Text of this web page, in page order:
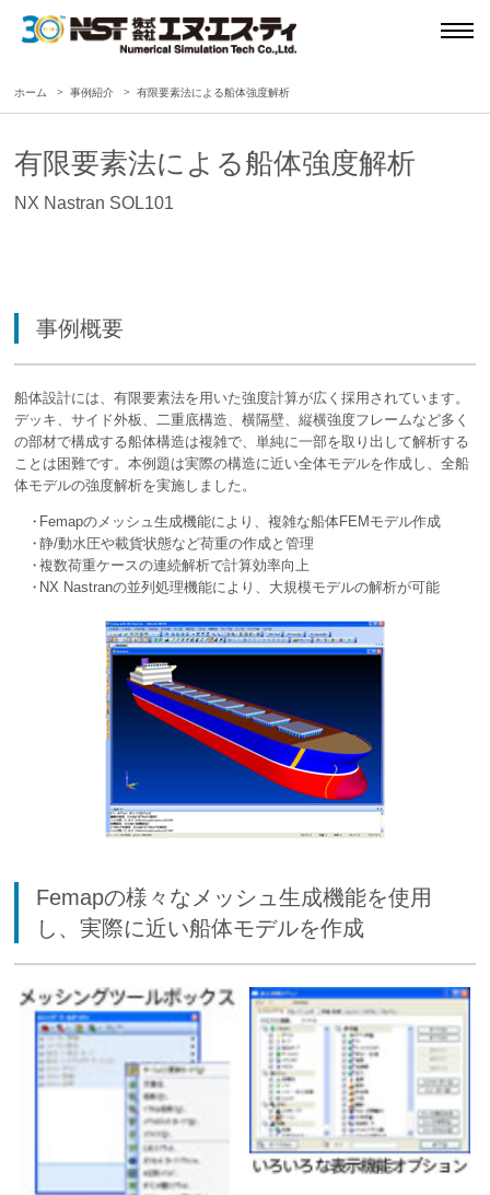
ホーム 事例紹介 有限要素法による船体強度解析
有限要素法による船体強度解析
NX Nastran SOL101
事例概要
船体設計には、有限要素法を用いた強度計算が広く採用されています。
デッキ、サイド外板、二重底構造、横隔壁、縦横強度フレームなど多く
の部材で構成する船体構造は複雑で、単純に一部を取り出して解析する
ことは困難です。本例題は実際の構造に近い全体モデルを作成し、全船
体モデルの強度解析を実施しました。
Femapのメッシュ生成機能により、複雑な船体FEMモデル作成
静/動水圧や載貨状態など荷重の作成と管理
複数荷重ケースの連続解析で計算効率向上
NX Nastranの並列処理機能により、大規模モデルの解析が可能
Femapの様々なメッシュ生成機能を使用
し、実際に近い船体モデルを作成